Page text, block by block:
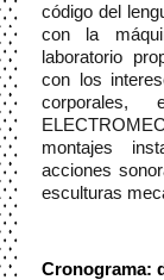
código del
con la
laboratorio
con los
montajes
acciones
esculturas
Cronograma: